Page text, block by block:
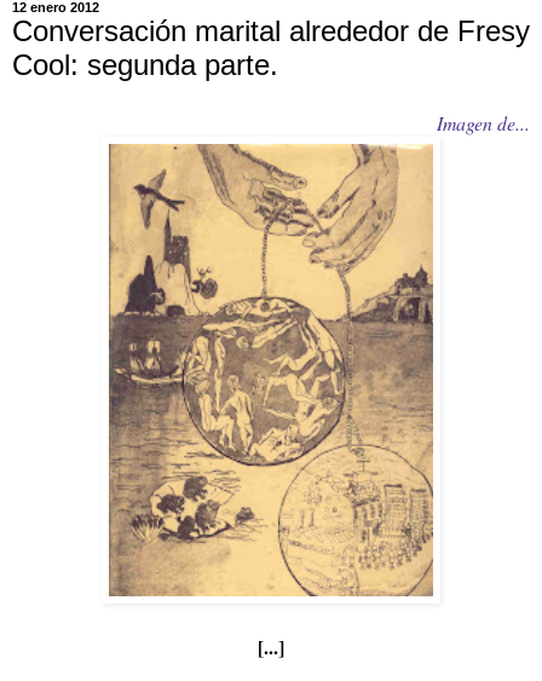
12 enero 2012
Conversación marital alrededor de Fresy
Cool: segunda parte.
Imagen de...
[...]